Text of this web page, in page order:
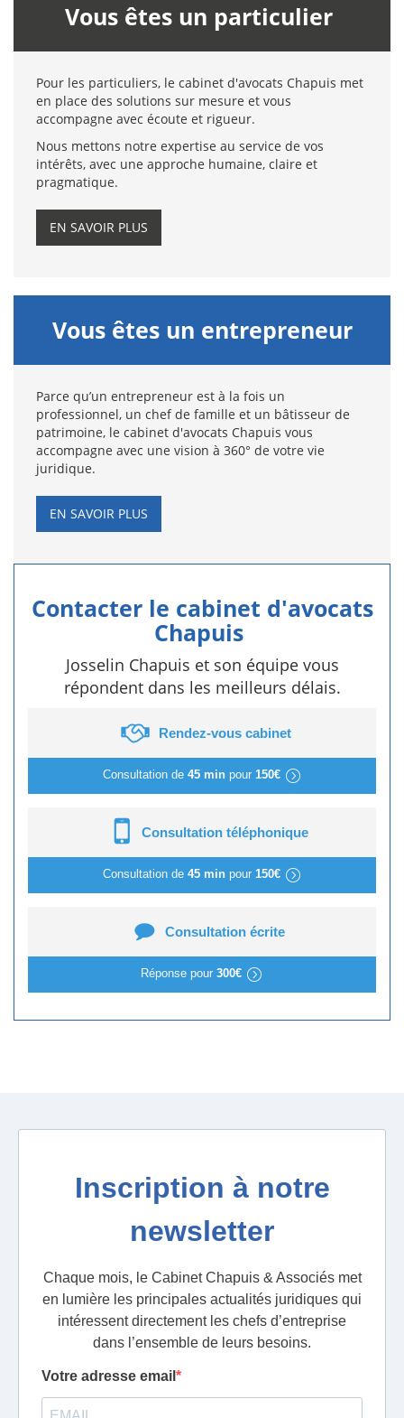
Vous êtes un particulier
Pour les particuliers, le cabinet d'avocats Chapuis met
en place des solutions sur mesure et vous
accompagne avec écoute et rigueur.
Nous mettons notre expertise au service de vos
intérêts, avec une approche humaine, claire et
pragmatique.
EN SAVOIR PLUS
Vous êtes un entrepreneur
Parce qu’un entrepreneur est à la fois un
professionnel, un chef de famille et un bâtisseur de
patrimoine, le cabinet d'avocats Chapuis vous
accompagne avec une vision à 360° de votre vie
juridique.
EN SAVOIR PLUS
Contacter le cabinet d'avocats
Chapuis
Josselin Chapuis et son équipe vous
répondent dans les meilleurs délais.
Rendez-vous cabinet
Consultation de 45 minpour 150€
Consultation téléphonique
Consultation de 45 minpour 150€
Consultation écrite
Réponse pour 300€